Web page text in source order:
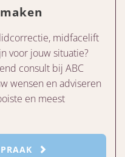
midfacelift
voor jouw situatie?
consult bij ABC
wensen en adviseren
en meest